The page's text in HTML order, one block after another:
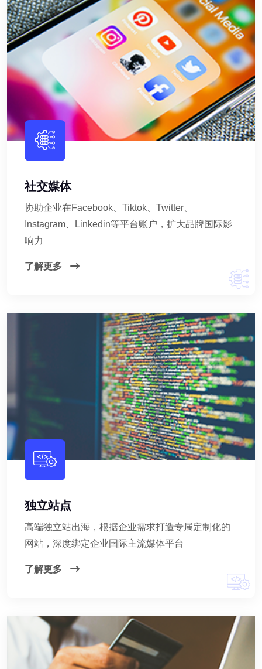
社交媒体
协助企业在Facebook、Tiktok、Twitter、
Instagram、Linkedin等平台账户，扩大品牌国际影
响力
了解更多
独立站点
高端独立站出海，根据企业需求打造专属定制化的
网站，深度绑定企业国际主流媒体平台
了解更多